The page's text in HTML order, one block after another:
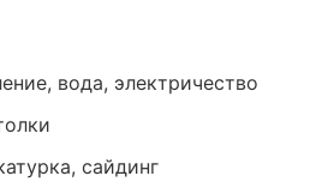
вода, электричество
сайдинг